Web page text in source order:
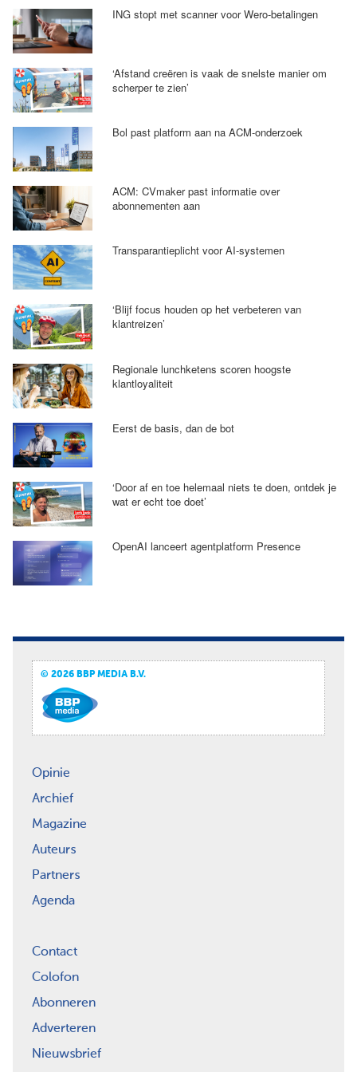
ING stopt met scanner voor Wero-betalingen
‘Afstand creëren is vaak de snelste manier om
scherper te zien’
Bol past platform aan na ACM-onderzoek
ACM: CVmaker past informatie over
abonnementen aan
Transparantieplicht voor AI-systemen
‘Blijf focus houden op het verbeteren van
klantreizen’
Regionale lunchketens scoren hoogste
klantloyaliteit
Eerst de basis, dan de bot
‘Door af en toe helemaal niets te doen, ontdek je
wat er echt toe doet’
OpenAI lanceert agentplatform Presence
© 2026 BBP MEDIA B.V.
Opinie
Archief
Magazine
Auteurs
Partners
Agenda
Contact
Colofon
Abonneren
Adverteren
Nieuwsbrief